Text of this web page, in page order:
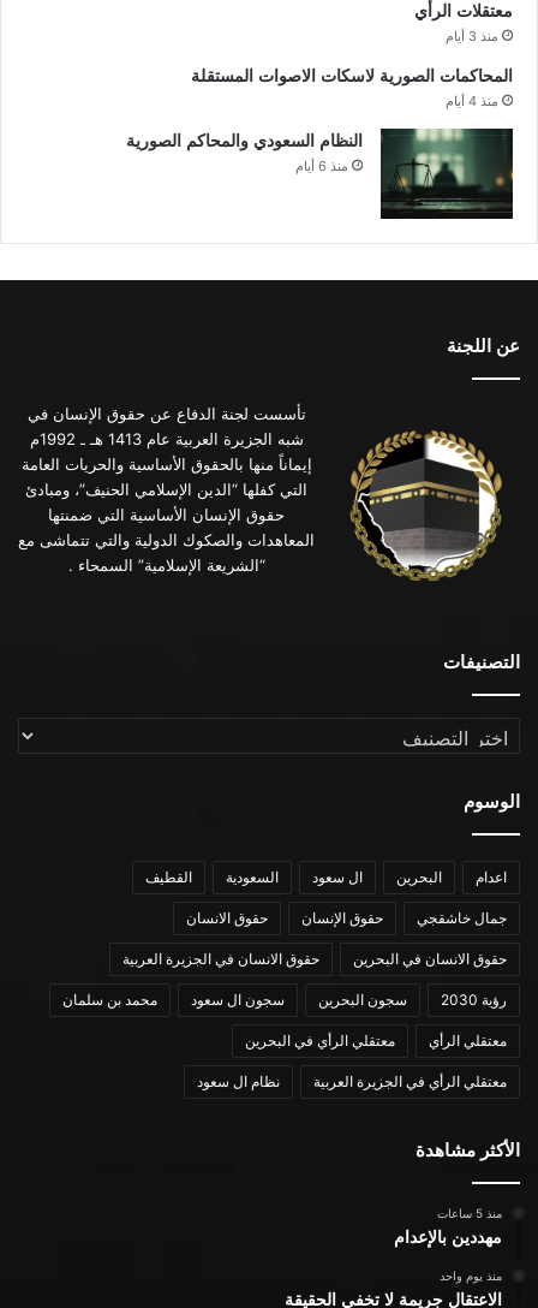
معتقلات الرأي
منذ 3 أيام
المحاكمات الصورية لاسكات الاصوات المستقلة
منذ 4 أيام
النظام السعودي والمحاكم الصورية
منذ 6 أيام
عن اللجنة
تأسست لجنة الدفاع عن حقوق الإنسان في
شبه الجزيرة العربية عام 1413 هـ ـ 1992م
إيماناً منها بالحقوق الأساسية والحريات العامة
التي كفلها “الدين الإسلامي الحنيف”، ومبادئ
حقوق الإنسان الأساسية التي ضمنتها
المعاهدات والصكوك الدولية والتي تتماشى مع
“الشريعة الإسلامية” السمحاء .
التصنيفات
التصنيفات
الوسوم
اعدام البحرين ال سعود السعودية القطيف
جمال خاشقجي حقوق الإنسان حقوق الانسان
حقوق الانسان في البحرين حقوق الانسان في الجزيرة العربية
رؤية 2030 سجون البحرين سجون ال سعود محمد بن سلمان
معتقلي الرأي معتقلي الرأي في البحرين
معتقلي الرأي في الجزيرة العربية نظام ال سعود
الأكثر مشاهدة
منذ 5 ساعات
مهددين بالإعدام
منذ يوم واحد
الاعتقال جريمة لا تخفي الحقيقة